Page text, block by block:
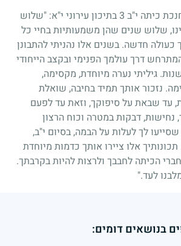
כיתה י"ב 3בתיכון עירוני י"א: "שלוש
שלוש שנים שהן משמעותיות בחיי כל
כעולה חדשה. בשנים אלו נהניתי להתבונן
דרך עולמך הפנימי ובקצב הייחודי
גיליתי נערה מיוחדת, מקסימה,
נזכור אותך תמיד בחיבה, שואלת
עד שבאת על סיפוקך, וזאת עד לפעם
דבקות במטרה וכוח הרצון
לך לעלות על הבמה, בסיום י"ב,
אלו ציירו אותך כדמות מיוחדת
הכיתה לחבבך ולרצות להיות בקרבתך.
לעד."
בנושאים דומים: